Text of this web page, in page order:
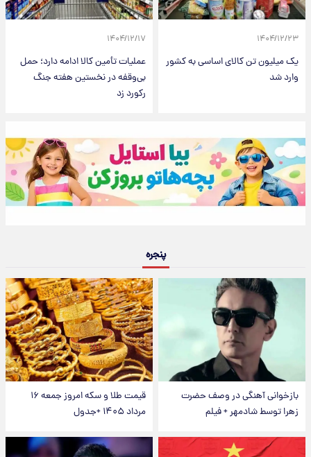
۱۴۰۴/۱۲/۲۳
یک میلیون تن کالای اساسی به کشور
وارد شد
۱۴۰۴/۱۲/۱۷
عملیات تأمین کالا ادامه دارد؛ حمل
بی‌وقفه در نخستین هفته جنگ
رکورد زد
پنجره
بازخوانی آهنگی در وصف حضرت
زهرا توسط شادمهر + فیلم
قیمت طلا و سکه امروز جمعه ۱۶
مرداد ۱۴۰۵ +جدول